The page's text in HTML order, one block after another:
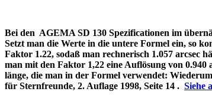
Bei den AGEMA SD 130 Spezificationen im
Setzt man die Werte in die untere Formel ein, so
Faktor 1.22, sodaß man rechnerisch 1.057 arcsec
man mit den Faktor 1,22 eine Auflösung von 0.940
länge, die man in der Formel verwendet:
für Sternfreunde, 2. Auflage 1998, Seite 14 . Siehe